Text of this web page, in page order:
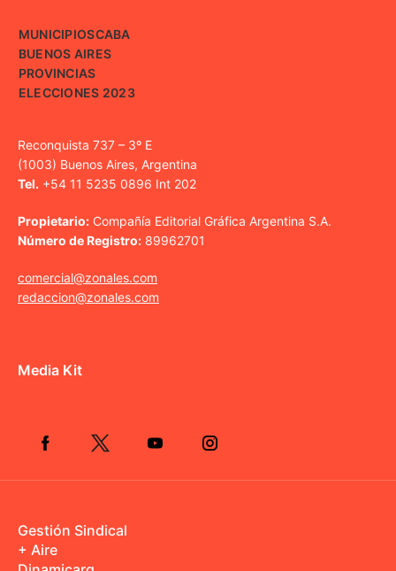
MUNICIPIOSCABA
BUENOS AIRES
PROVINCIAS
ELECCIONES 2023
Reconquista 737 – 3º E
(1003) Buenos Aires, Argentina
Tel. +54 11 5235 0896 Int 202
Propietario: Compañía Editorial Gráfica Argentina S.A.
Número de Registro: 89962701
comercial@zonales.com
redaccion@zonales.com
Media Kit
Gestión Sindical
+ Aire